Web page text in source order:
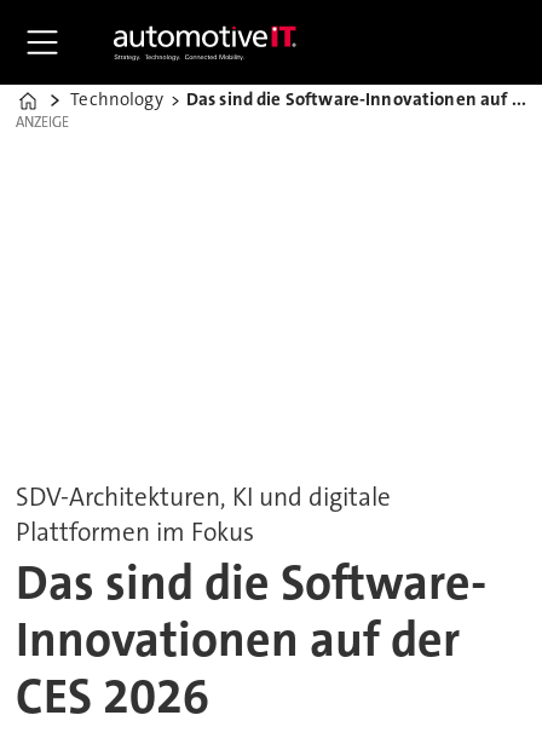
Home
Technology Das sind die Software-Innovationen auf der CES 2026
ANZEIGE
ANZEIGE
SDV-Architekturen, KI und digitale
Plattformen im Fokus
Das sind die Software-
Innovationen auf der
CES 2026